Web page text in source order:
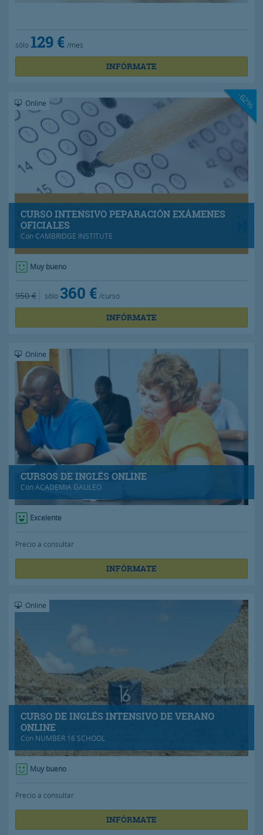
sólo 129 € /mes
INFÓRMATE
CURSO INTENSIVO PEPARACIÓN EXÁMENES
OFICIALES
ConCAMBRIDGE INSTITUTE
Online -62%
Muy bueno
950 € sólo 360 € /curso
INFÓRMATE
CURSOS DE INGLÉS ONLINE
ConACADEMIA GALILEO
Online
Excelente
Precio a consultar
INFÓRMATE
CURSO DE INGLÉS INTENSIVO DE VERANO
ONLINE
Con NUMBER 16 SCHOOL
Online
Muy bueno
Precio a consultar
INFÓRMATE